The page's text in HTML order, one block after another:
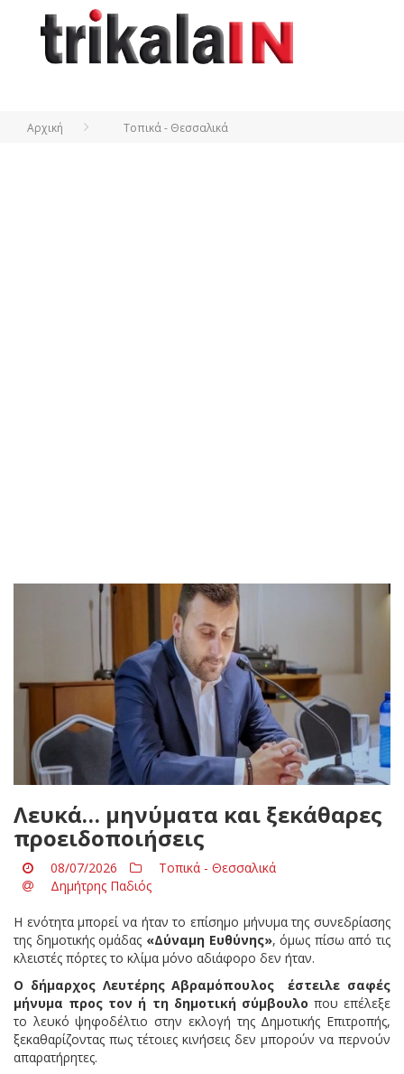
Αρχική Τοπικά - Θεσσαλικά
Λευκά… μηνύματα και ξεκάθαρες
προειδοποιήσεις
08/07/2026
Τοπικά - Θεσσαλικά
Δημήτρης Παδιός
Η ενότητα μπορεί να ήταν το επίσημο μήνυμα της συνεδρίασης
της δημοτικής ομάδας «Δύναμη Ευθύνης», όμως πίσω από τις
κλειστές πόρτες το κλίμα μόνο αδιάφορο δεν ήταν.
Ο δήμαρχος Λευτέρης Αβραμόπουλος έστειλε σαφές
μήνυμα προς τον ή τη δημοτική σύμβουλο που επέλεξε
το λευκό ψηφοδέλτιο στην εκλογή της Δημοτικής Επιτροπής,
ξεκαθαρίζοντας πως τέτοιες κινήσεις δεν μπορούν να περνούν
απαρατήρητες.